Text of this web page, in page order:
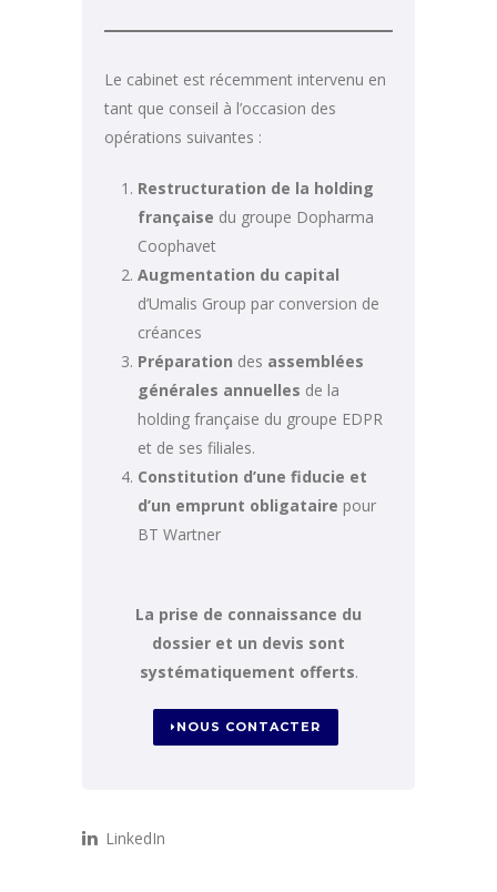
Le cabinet est récemment intervenu en
tant que conseil à l’occasion des
opérations suivantes :
Restructuration de la holding
française du groupe Dopharma
Coophavet
Augmentation du capital
d’Umalis Group par conversion de
créances
Préparation des assemblées
générales annuelles de la
holding française du groupe EDPR
et de ses filiales.
Constitution d’une fiducie et
d’un emprunt obligataire pour
BT Wartner
La prise de connaissance du
dossier et un devis sont
systématiquement offerts.
NOUS CONTACTER
LinkedIn